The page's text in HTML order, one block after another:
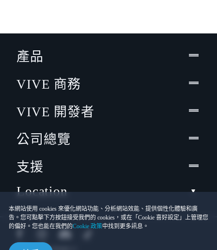
本網站使用 cookies 來優化網站功能、分析網站效能、提供個性化體驗和廣
告。您可點擊下方按鈕接受我們的 cookies，或在「Cookie 喜好設定」上管理您
的偏好。您也能在我們的Cookie 政策中找到更多訊息。
產品
VIVE 商務
VIVE 開發者
公司總覽
支援
Location